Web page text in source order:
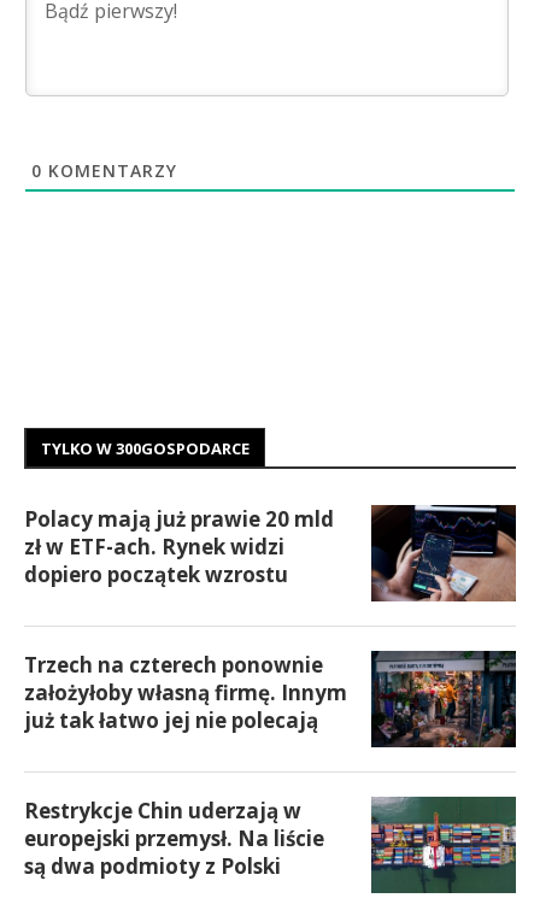
0 KOMENTARZY
TYLKO W 300GOSPODARCE
Polacy mają już prawie 20 mld
zł w ETF-ach. Rynek widzi
dopiero początek wzrostu
Trzech na czterech ponownie
założyłoby własną firmę. Innym
już tak łatwo jej nie polecają
Restrykcje Chin uderzają w
europejski przemysł. Na liście
są dwa podmioty z Polski